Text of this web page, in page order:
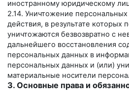
иностранному юридическому
2.14. Уничтожение
действия, в результате которых
уничтожаются безвозвратно с
дальнейшего восстановления
персональных данных в
персональных данных и (или)
материальные носители
3. Основные права и